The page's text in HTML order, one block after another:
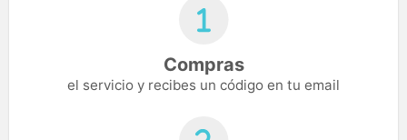
Compras
el servicio y recibes un código en tu email